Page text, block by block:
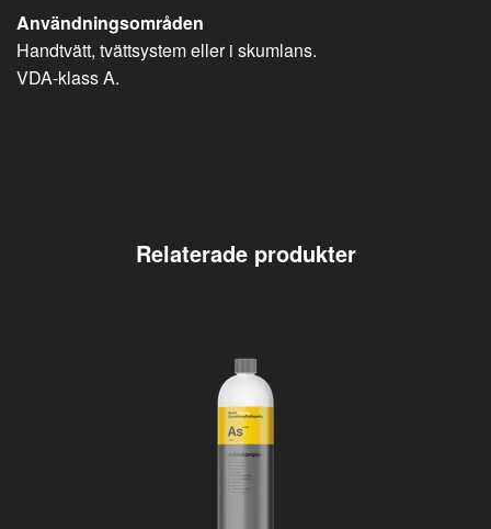
Användningsområden
Handtvätt, tvättsystem eller i skumlans.
VDA-klass A.